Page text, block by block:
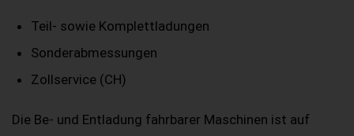
Teil- sowie Komplettladungen
Sonderabmessungen
Zollservice (CH)
Die Be- und Entladung fahrbarer Maschinen ist auf